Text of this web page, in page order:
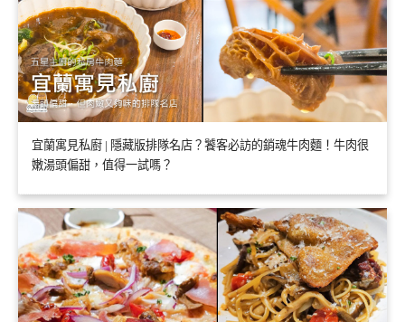
宜蘭寓見私廚 | 隱藏版排隊名店？饕客必訪的銷魂牛肉麵！牛肉很
嫩湯頭偏甜，值得一試嗎？